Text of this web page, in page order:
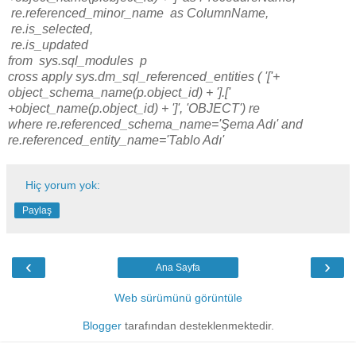
re.referenced_minor_name as ColumnName,
re.is_selected,
re.is_updated
from sys.sql_modules p
cross apply sys.dm_sql_referenced_entities ( '['+
object_schema_name(p.object_id) + '].['
+object_name(p.object_id) + ']', 'OBJECT') re
where re.referenced_schema_name='Şema Adı' and
re.referenced_entity_name='Tablo Adı'
Hiç yorum yok:
Paylaş
‹ ›
Ana Sayfa
Web sürümünü görüntüle
Bloggertarafından desteklenmektedir.